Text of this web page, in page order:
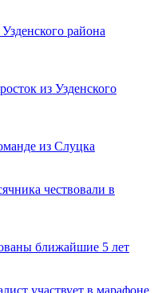
района
из Узденского
из Слуцка
чествовали в
ближайшие 5 лет
участвует в марафоне